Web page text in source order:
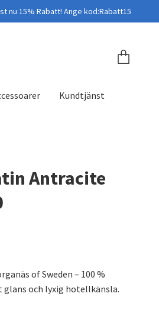
nu 15% Rabatt! Ange kod:Rabatt15
Kundtjänst
Antracite
of Sweden – 100 %
och lyxig hotellkänsla.